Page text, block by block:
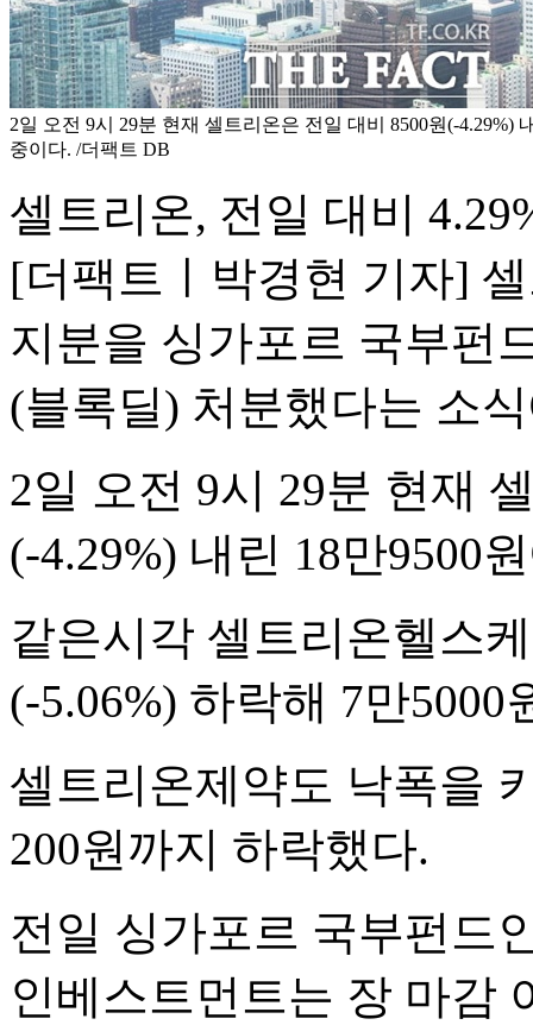
2일 오전 9시 29분 현재 셀트리온은 전일 대비 8500원(-4.29%)
중이다. /더팩트 DB
셀트리온, 전일 대비
[더팩트ㅣ박경현 기자]
지분을 싱가포르 국부펀
(블록딜) 처분했다는 소
2일 오전 9시 29분 현재
(-4.29%) 내린 18만9500
같은시각 셀트리온헬스
(-5.06%) 하락해 7만
셀트리온제약도 낙폭을
200원까지 하락했다.
전일 싱가포르 국부펀드
인베스트먼트는 장 마감